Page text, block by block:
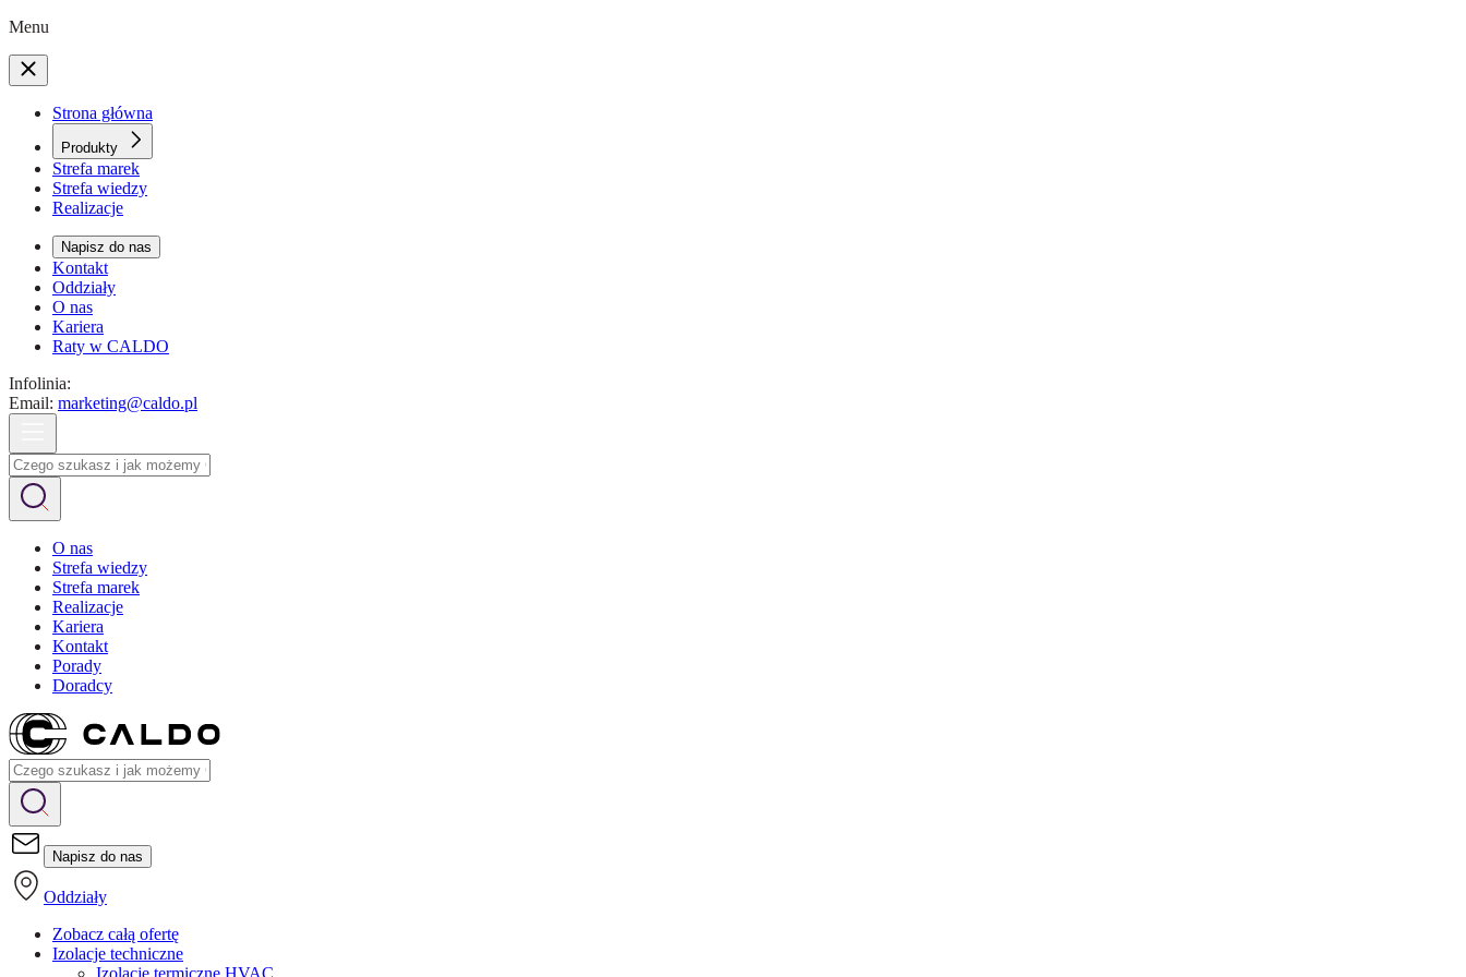
Menu
Strona główna
Produkty
Strefa marek
Strefa wiedzy
Realizacje
Napisz do nas
Kontakt
Oddziały
O nas
Kariera
Raty w CALDO
Infolinia:
Email: marketing@caldo.pl
O nas
Strefa wiedzy
Strefa marek
Realizacje
Kariera
Kontakt
Porady
Doradcy
Napisz do nas
Oddziały
Zobacz całą ofertę
Izolacje techniczne
Izolacje termiczne HVAC